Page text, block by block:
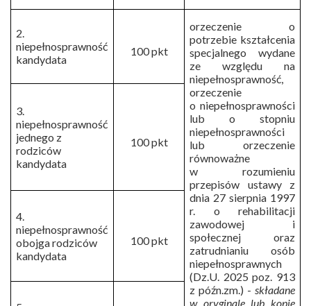
2.
niepełnosprawność
kandydata
100 pkt
orzeczenie o
potrzebie kształcenia
specjalnego wydane
ze względu na
niepełnosprawność,
orzeczenie
o niepełnosprawności
lub o stopniu
niepełnosprawności
lub orzeczenie
równoważne
w rozumieniu
przepisów ustawy z
dnia 27 sierpnia 1997
r. o rehabilitacji
zawodowej i
społecznej oraz
zatrudnianiu osób
niepełnosprawnych
(Dz.U. 2025 poz. 913
z późn.zm.) - składane
w oryginale lub kopie
3.
niepełnosprawność
jednego z
rodziców
kandydata
100 pkt
4.
niepełnosprawność
obojga rodziców
kandydata
100 pkt